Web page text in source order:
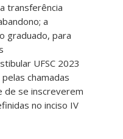
transferência
a
graduado, para
UFSC 2023
chamadas
de se inscreverem
no inciso IV